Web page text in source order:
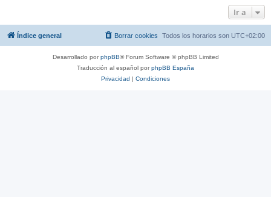
Ir a
Índice general Todos los horarios son UTC+02:00
Borrar cookies
Desarrollado porphpBB® Forum Software © phpBB Limited
Traducción al español porphpBB España
Privacidad | Condiciones